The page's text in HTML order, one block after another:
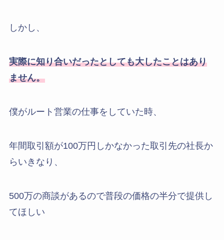
しかし、
実際に知り合いだったとしても大したことはあり
ません。
僕がルート営業の仕事をしていた時、
年間取引額が100万円しかなかった取引先の社長か
らいきなり、
500万の商談があるので普段の価格の半分で提供し
てほしい